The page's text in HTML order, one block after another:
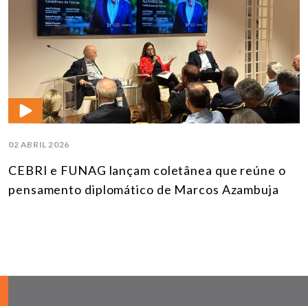
02 ABRIL 2026
CEBRI e FUNAG lançam coletânea que reúne o
pensamento diplomático de Marcos Azambuja